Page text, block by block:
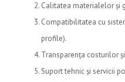
Calitatea materialelor și
Compatibilitatea cu
profile).
Transparența costurilor
Suport tehnic și servicii